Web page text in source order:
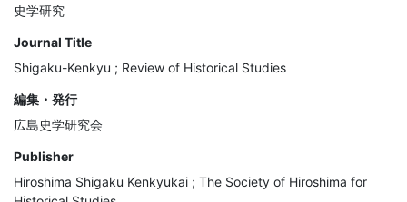
史学研究
Journal Title
Shigaku-Kenkyu ; Review of Historical Studies
編集・発行
広島史学研究会
Publisher
Hiroshima Shigaku Kenkyukai ; The Society of Hiroshima for